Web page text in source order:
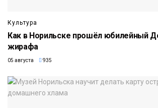
Культура
Как в Норильске прошёл юбилейный
жирафа
05 августа 935